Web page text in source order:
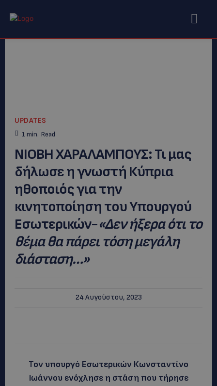
UPDATES
1 min. Read
ΝΙΟΒΗ ΧΑΡΑΛΑΜΠΟΥΣ: Τι μας
δήλωσε η γνωστή Κύπρια
ηθοποιός για την
κινητοποίηση του Υπουργού
Εσωτερικών-«Δεν ήξερα ότι το
θέμα θα πάρει τόση μεγάλη
διάσταση…»
24 Αυγούστου, 2023
Τον υπουργό Εσωτερικών Κωνσταντίνο
Ιωάννου ενόχλησε η στάση που τήρησε